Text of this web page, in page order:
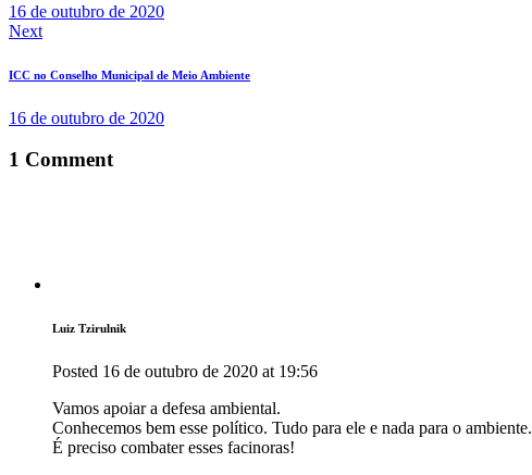
16 de outubro de 2020
Next
ICC no Conselho Municipal de Meio Ambiente
16 de outubro de 2020
1 Comment
Luiz Tzirulnik
Posted 16 de outubro de 2020 at 19:56
Vamos apoiar a defesa ambiental.
Conhecemos bem esse político. Tudo para ele e nada para o ambiente.
É preciso combater esses facinoras!